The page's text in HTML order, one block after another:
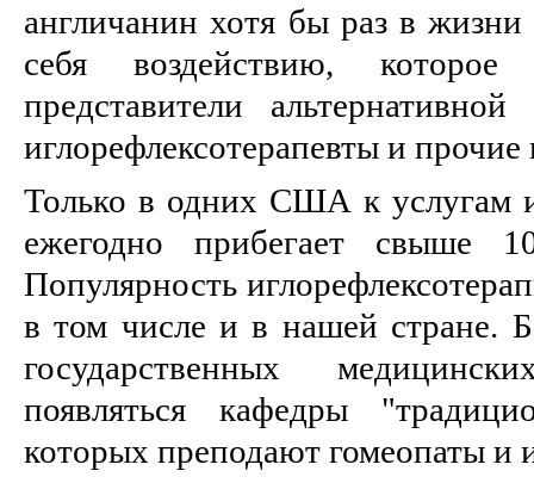
англичанин хотя бы раз в жизни
себя воздействию,
представители
иглорефлексотерапевты и прочие
Только в одних США к услугам
ежегодно прибегает свыше
Популярность
в том числе и в нашей стране.
государственных
появляться кафедры
которых преподают гомеопаты и